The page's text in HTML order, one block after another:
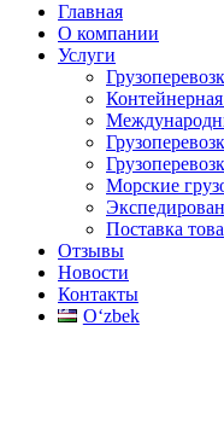
Главная
О компании
Услуги
Морские
Поставка
Отзывы
Новости
Контакты
Oʻzbek